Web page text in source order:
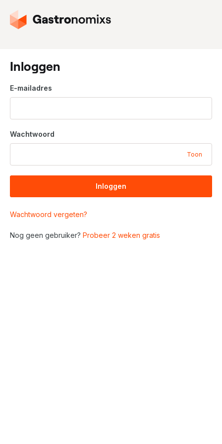
G
a
a
r
d
e
o
m
e
a
g
n
a
Inloggen
E-mailadres
Wachtwoord
Toon
Inloggen
Wachtwoord vergeten?
Nog geen gebruiker? Probeer 2 weken gratis